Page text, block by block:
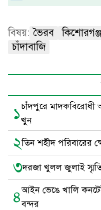
বিষয়: ভৈরব কিশোরগঞ্জ
চাঁদাবাজি
১চাঁদপুরে মাদকবিরোধী
খুন
২তিন শহীদ পরিবারের
৩দরজা খুলল জুলাই
৪আইন ভেঙে খালি
বন্দর